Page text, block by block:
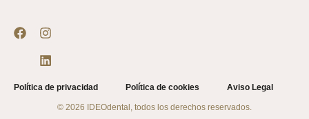
Política de privacidad Política de cookies Aviso Legal
© 2026 IDEOdental, todos los derechos reservados.